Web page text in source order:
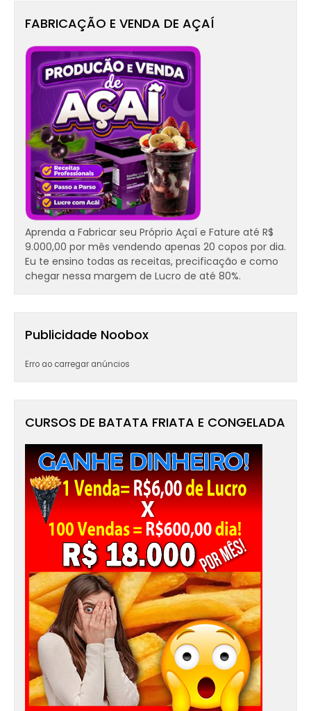
FABRICAÇÃO E VENDA DE AÇAÍ
Aprenda a Fabricar seu Próprio Açaí e Fature até R$
9.000,00 por mês vendendo apenas 20 copos por dia.
Eu te ensino todas as receitas, precificação e como
chegar nessa margem de Lucro de até 80%.
Publicidade Noobox
Erro ao carregar anúncios
CURSOS DE BATATA FRIATA E CONGELADA